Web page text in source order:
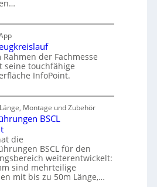
Rahmen der Fachmesse
seine touchfähige
InfoPoint.
Montage und Zubehör
BSCL
die
BSCL für den
weiterentwickelt:
sind mehrteilige
mit bis zu 50m Länge,…